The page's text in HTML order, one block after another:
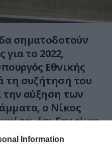
Information
σηματοδοτούν
το 2022,
Εθνικής
τη συζήτηση του
την αύξηση των
ο Νίκος
ότι δεν είναι
αγώνας